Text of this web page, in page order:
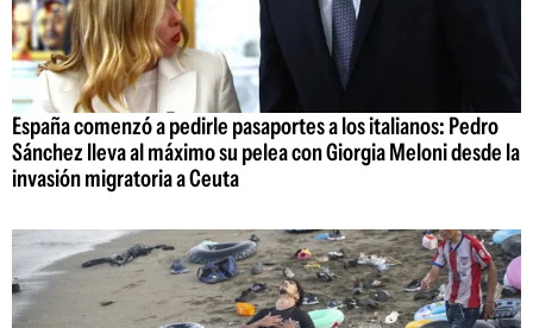
España comenzó a pedirle pasaportes a los italianos: Pedro
Sánchez lleva al máximo su pelea con Giorgia Meloni desde la
invasión migratoria a Ceuta